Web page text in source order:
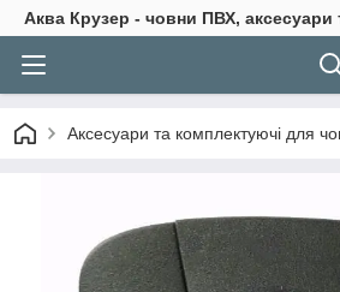
Аква Крузер - човни ПВХ, аксесуари
Аксесуари та комплектуючі для